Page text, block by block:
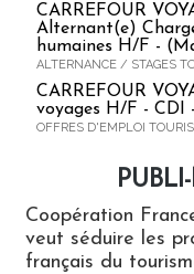
CARREFOUR
Alternant(e)
humaines H/F -
ALTERNANCE / STAGES
CARREFOUR
voyages H/F - CDI
OFFRES D'EMPLOI
Coopération
veut séduire les
français du